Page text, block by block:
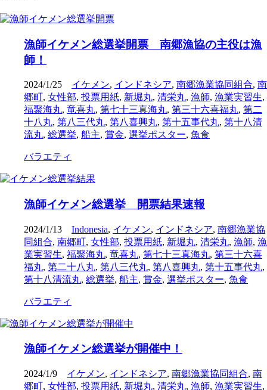
漁師イケメン総選挙開票 南郷漁協の主役は漁
師！
2024/1/25 イケメン, インドネシア, 南郷漁業協同組合, 南
郷町, 女性部, 投票用紙, 新堀丸, 清栄丸, 漁師, 漁業実習生,
福聚海丸, 竜喜丸, 第七十三真海丸, 第三十六喜福丸, 第二
十八丸, 第八三代丸, 第八喜興丸, 第十五事代丸, 第十八清
流丸, 総選挙, 船主, 賞金, 選挙ポスター, 魚食
バラエティ
漁師イケメン総選挙 開票結果速報
2024/1/13 Indonesia, イケメン, インドネシア, 南郷漁業協
同組合, 南郷町, 女性部, 投票用紙, 新堀丸, 清栄丸, 漁師, 漁
業実習生, 福聚海丸, 竜喜丸, 第七十三真海丸, 第三十六喜
福丸, 第二十八丸, 第八三代丸, 第八喜興丸, 第十五事代丸,
第十八清流丸, 総選挙, 船主, 賞金, 選挙ポスター, 魚食
バラエティ
漁師イケメン総選挙が開催中！
2024/1/9 イケメン, インドネシア, 南郷漁業協同組合, 南
郷町, 女性部, 投票用紙, 新堀丸, 清栄丸, 漁師, 漁業実習生,